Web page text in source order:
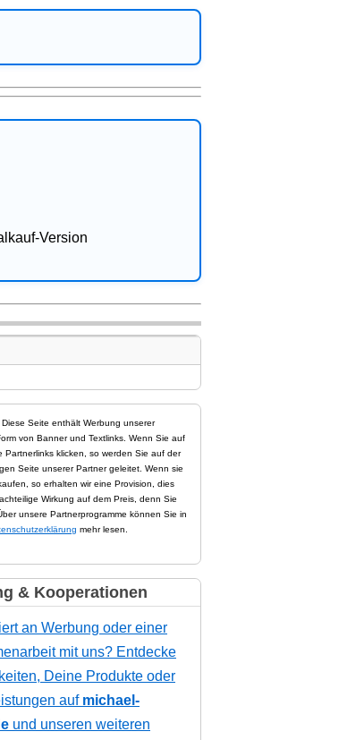
Version
Diese Seite enthält Werbung unserer
von Banner und Textlinks. Wenn Sie auf
Partnerlinks klicken, so werden Sie auf der
Seite unserer Partner geleitet. Wenn sie
so erhalten wir eine Provision, dies
Wirkung auf dem Preis, denn Sie
unsere Partnerprogramme können Sie in
mehr lesen.
& Kooperationen
an Werbung oder einer
mit uns? Entdecke
Deine Produkte oder
auf michael-
und unseren weiteren